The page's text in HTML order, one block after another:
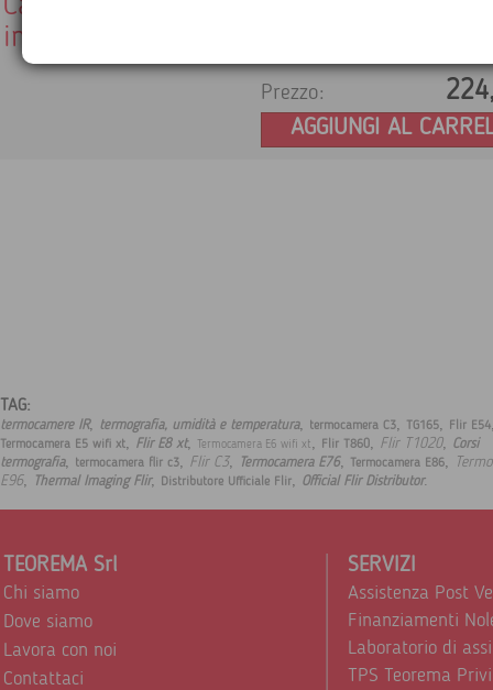
Caricabatterie autonomo a 2
incluso alimentatore con prese multiple
Prezzo:
AGGIUNGI AL
TAG:
termocamere IR, termografia, umidità e temperatura, termocamera C3, TG165, Flir E54
Termocamera E5 wifi xt, Flir E8 xt, Termocamera E6 wifi xt, Flir T860, Flir T1020, Corsi
termografia, termocamera flir c3, Flir C3, Termocamera E76, Termocamera E86,
E96, Thermal Imaging Flir, Distributore Ufficiale Flir, Official Flir Distributor.
TEOREMA Srl
Chi siamo
Dove siamo
Lavora con noi
Contattaci
SERVIZI
Assistenza Post
Finanziamenti
Laboratorio di
TPS Teorema